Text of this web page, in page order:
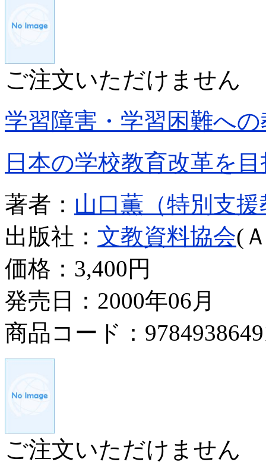
ご注文いただけません
学習障害・学習困難へ
日本の学校教育改革を
著者： 山口薫（特別支
出版社： 文教資料協会(
価格： 3,400円
発売日：2000年06月
商品コード：
ご注文いただけません